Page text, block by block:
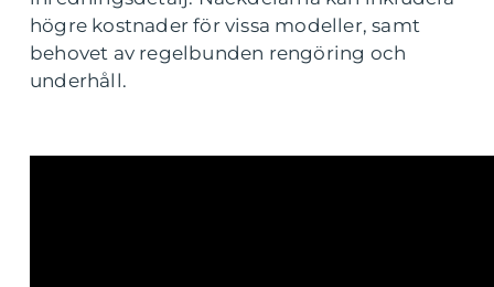
högre kostnader för vissa modeller, samt
behovet av regelbunden rengöring och
underhåll.